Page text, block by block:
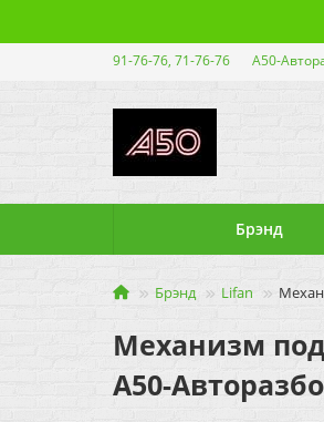
91-76-76, 71-76-76 А50-
Брэнд
Брэнд Lifan
Механизм
А50-